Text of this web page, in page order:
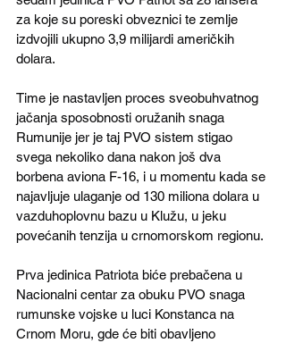
za koje su poreski obveznici te zemlje
izdvojili ukupno 3,9 milijardi američkih
dolara.
Time je nastavljen proces sveobuhvatnog
jačanja sposobnosti oružanih snaga
Rumunije jer je taj PVO sistem stigao
svega nekoliko dana nakon još dva
borbena aviona F-16, i u momentu kada se
najavljuje ulaganje od 130 miliona dolara u
vazduhoplovnu bazu u Klužu, u jeku
povećanih tenzija u crnomorskom regionu.
Prva jedinica Patriota biće prebačena u
Nacionalni centar za obuku PVO snaga
rumunske vojske u luci Konstanca na
Crnom Moru, gde će biti obavljeno